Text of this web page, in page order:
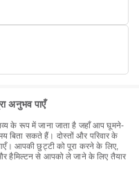
अनुभव पाएँ
के रूप में जाना जाता है जहाँ आप घूमने-
बिता सकते हैं। दोस्तों और परिवार के
आपकी छुट्टी को पूरा करने के लिए,
हैमिल्टन से आपको ले जाने के लिए तैयार